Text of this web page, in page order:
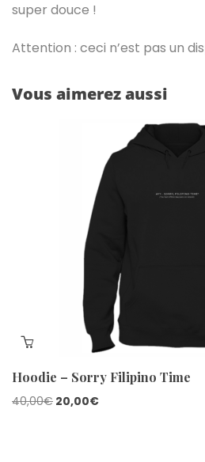
super douce !
Attention : ceci n’est pas un
Vous aimerez aussi
Hoodie – Sorry Filipino Time
40,00€ Le
20,00€Le